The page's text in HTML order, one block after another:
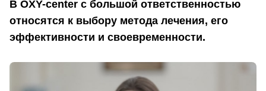
В OXY-center с большой ответственностью
относятся к выбору метода лечения, его
эффективности и своевременности.